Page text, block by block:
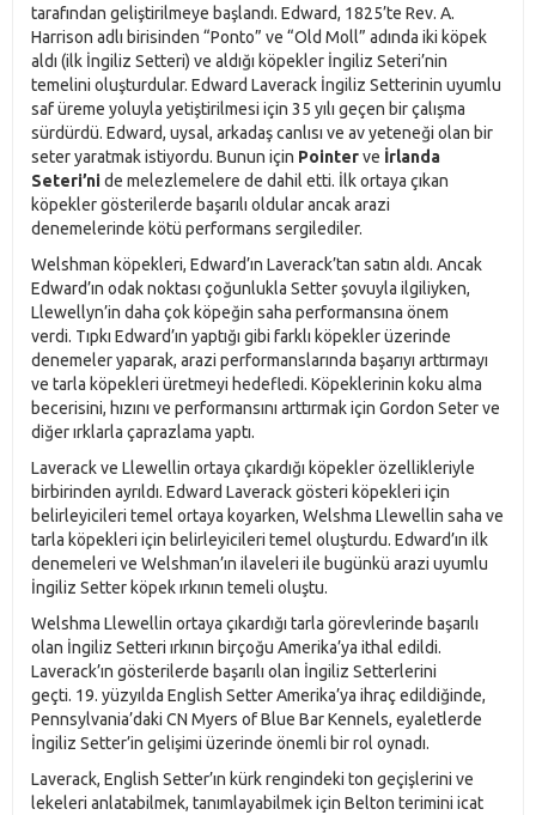
tarafından geliştirilmeye başlandı. Edward, 1825’te Rev. A.
Harrison adlı birisinden “Ponto” ve “Old Moll” adında iki köpek
aldı (ilk İngiliz Setteri) ve aldığı köpekler İngiliz Seteri’nin
temelini oluşturdular. Edward Laverack İngiliz Setterinin uyumlu
saf üreme yoluyla yetiştirilmesi için 35 yılı geçen bir çalışma
sürdürdü. Edward, uysal, arkadaş canlısı ve av yeteneği olan bir
seter yaratmak istiyordu. Bunun için Pointerve İrlanda
Seteri’nide melezlemelere de dahil etti. İlk ortaya çıkan
köpekler gösterilerde başarılı oldular ancak arazi
denemelerinde kötü performans sergilediler.
Welshman köpekleri, Edward’ın Laverack’tan satın aldı. Ancak
Edward’ın odak noktası çoğunlukla Setter şovuyla ilgiliyken,
Llewellyn’in daha çok köpeğin saha performansına önem
verdi. Tıpkı Edward’ın yaptığı gibi farklı köpekler üzerinde
denemeler yaparak, arazi performanslarında başarıyı arttırmayı
ve tarla köpekleri üretmeyi hedefledi. Köpeklerinin koku alma
becerisini, hızını ve performansını arttırmak için Gordon Seter ve
diğer ırklarla çaprazlama yaptı.
Laverack ve Llewellin ortaya çıkardığı köpekler özellikleriyle
birbirinden ayrıldı. Edward Laverack gösteri köpekleri için
belirleyicileri temel ortaya koyarken, Welshma Llewellin saha ve
tarla köpekleri için belirleyicileri temel oluşturdu. Edward’ın ilk
denemeleri ve Welshman’ın ilaveleri ile bugünkü arazi uyumlu
İngiliz Setter köpek ırkının temeli oluştu.
Welshma Llewellin ortaya çıkardığı tarla görevlerinde başarılı
olan İngiliz Setteri ırkının birçoğu Amerika’ya ithal edildi.
Laverack’ın gösterilerde başarılı olan İngiliz Setterlerini
geçti. 19. yüzyılda English Setter Amerika’ya ihraç edildiğinde,
Pennsylvania’daki CN Myers of Blue Bar Kennels, eyaletlerde
İngiliz Setter’in gelişimi üzerinde önemli bir rol oynadı.
Laverack, English Setter’ın kürk rengindeki ton geçişlerini ve
lekeleri anlatabilmek, tanımlayabilmek için Belton terimini icat